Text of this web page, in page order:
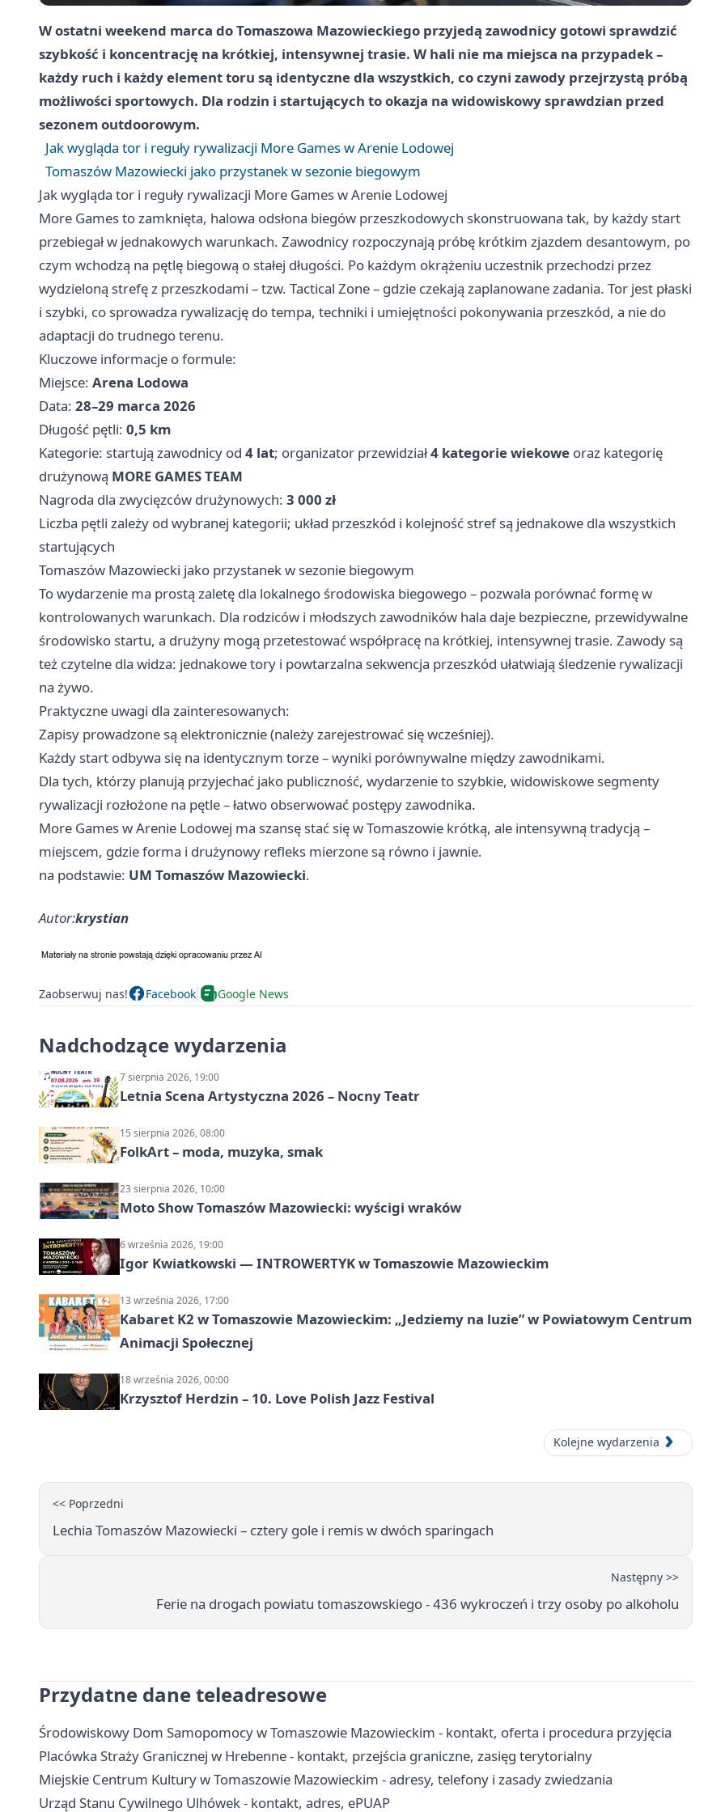
W ostatni weekend marca doTomaszowa Mazowieckiego przyjedą zawodnicy gotowi sprawdzić
szybkość i koncentrację na krótkiej, intensywnej trasie. W hali nie ma miejsca na przypadek –
każdy ruch i każdy element toru są identyczne dla wszystkich, co czyni zawody przejrzystą próbą
możliwości sportowych. Dla rodzin i startujących to okazja na widowiskowy sprawdzian przed
sezonem outdoorowym.
Jak wygląda tor i reguły rywalizacji More Games w Arenie Lodowej
Tomaszów Mazowiecki jako przystanek w sezonie biegowym
Jak wygląda tor i reguły rywalizacji More Games w Arenie Lodowej
More Games to zamknięta, halowa odsłona biegów przeszkodowych skonstruowana tak, by każdy start
przebiegał w jednakowych warunkach. Zawodnicy rozpoczynają próbę krótkim zjazdem desantowym, po
czym wchodzą na pętlę biegową o stałej długości. Po każdym okrążeniu uczestnik przechodzi przez
wydzieloną strefę z przeszkodami – tzw. Tactical Zone – gdzie czekają zaplanowane zadania. Tor jest płaski
i szybki, co sprowadza rywalizację do tempa, techniki i umiejętności pokonywania przeszkód, a nie do
adaptacji do trudnego terenu.
Kluczowe informacje o formule:
Miejsce: Arena Lodowa
Data: 28–29 marca 2026
Długość pętli: 0,5 km
Kategorie: startują zawodnicy od 4 lat; organizator przewidział4 kategorie wiekowe oraz kategorię
drużynową MORE GAMES TEAM
Nagroda dla zwycięzców drużynowych: 3 000 zł
Liczba pętli zależy od wybranej kategorii; układ przeszkód i kolejność stref są jednakowe dla wszystkich
startujących
Tomaszów Mazowiecki jako przystanek w sezonie biegowym
To wydarzenie ma prostą zaletę dla lokalnego środowiska biegowego – pozwala porównać formę w
kontrolowanych warunkach. Dla rodziców i młodszych zawodników hala daje bezpieczne, przewidywalne
środowisko startu, a drużyny mogą przetestować współpracę na krótkiej, intensywnej trasie. Zawody są
też czytelne dla widza: jednakowe tory i powtarzalna sekwencja przeszkód ułatwiają śledzenie rywalizacji
na żywo.
Praktyczne uwagi dla zainteresowanych:
Zapisy prowadzone są elektronicznie (należy zarejestrować się wcześniej).
Każdy start odbywa się na identycznym torze – wyniki porównywalne między zawodnikami.
Dla tych, którzy planują przyjechać jako publiczność, wydarzenie to szybkie, widowiskowe segmenty
rywalizacji rozłożone na pętle – łatwo obserwować postępy zawodnika.
More Games w Arenie Lodowej ma szansę stać się w Tomaszowie krótką, ale intensywną tradycją –
miejscem, gdzie forma i drużynowy refleks mierzone są równo i jawnie.
na podstawie: UM Tomaszów Mazowiecki.
Autor:krystian
Zaobserwuj nas! Facebook Google News
Nadchodzące wydarzenia
7 sierpnia 2026, 19:00
Letnia Scena Artystyczna 2026 – Nocny Teatr
15 sierpnia 2026, 08:00
FolkArt – moda, muzyka, smak
23 sierpnia 2026, 10:00
Moto Show Tomaszów Mazowiecki: wyścigi wraków
6 września 2026, 19:00
Igor Kwiatkowski — INTROWERTYK w Tomaszowie Mazowieckim
13 września 2026, 17:00
Kabaret K2 w Tomaszowie Mazowieckim: „Jedziemy na luzie” w Powiatowym Centrum
Animacji Społecznej
18 września 2026, 00:00
Krzysztof Herdzin – 10. Love Polish Jazz Festival
Kolejne wydarzenia
<< Poprzedni
Lechia Tomaszów Mazowiecki – cztery gole i remis w dwóch sparingach
Następny >>
Ferie na drogach powiatu tomaszowskiego - 436 wykroczeń i trzy osoby po alkoholu
Przydatne dane teleadresowe
Środowiskowy Dom Samopomocy w Tomaszowie Mazowieckim - kontakt, oferta i procedura przyjęcia
Placówka Straży Granicznej w Hrebenne - kontakt, przejścia graniczne, zasięg terytorialny
Miejskie Centrum Kultury w Tomaszowie Mazowieckim - adresy, telefony i zasady zwiedzania
Urząd Stanu Cywilnego Ulhówek - kontakt, adres, ePUAP